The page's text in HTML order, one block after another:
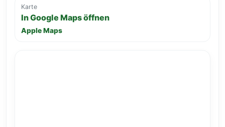
Karte
In Google Maps öffnen
Apple Maps